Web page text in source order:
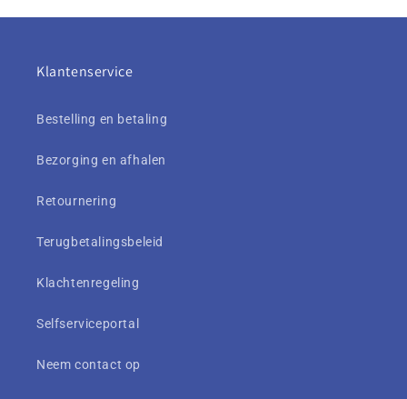
Klantenservice
Bestelling en betaling
Bezorging en afhalen
Retournering
Terugbetalingsbeleid
Klachtenregeling
Selfserviceportal
Neem contact op